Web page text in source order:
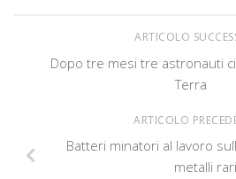
ARTICOLO
Dopo tre mesi tre astronauti
Terra
ARTICOLO
Batteri minatori al lavoro
metalli rari